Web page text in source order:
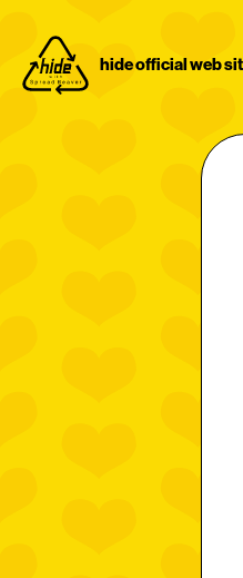
hide official web
OFFICIAL MENU